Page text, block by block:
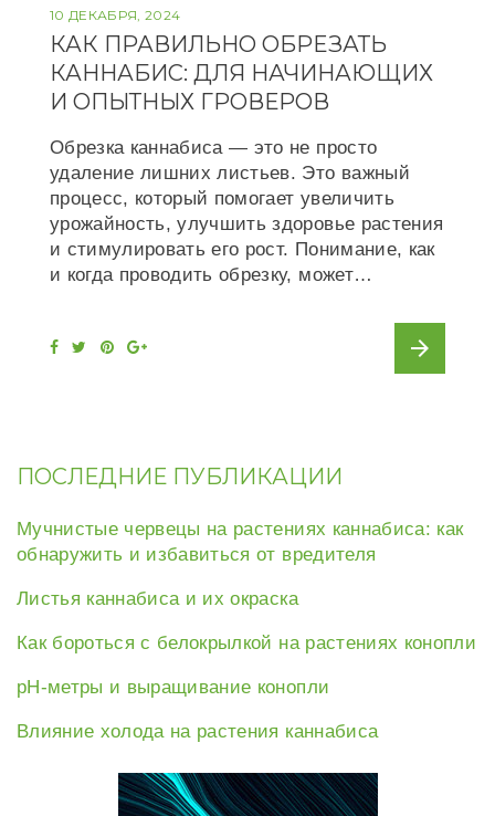
10 ДЕКАБРЯ, 2024
КАК ПРАВИЛЬНО ОБРЕЗАТЬ
КАННАБИС: ДЛЯ НАЧИНАЮЩИХ
И ОПЫТНЫХ ГРОВЕРОВ
Обрезка каннабиса — это не просто
удаление лишних листьев. Это важный
процесс, который помогает увеличить
урожайность, улучшить здоровье растения
и стимулировать его рост. Понимание, как
и когда проводить обрезку, может…
F
P
t
G
arrow_forward
ПОСЛЕДНИЕ ПУБЛИКАЦИИ
Мучнистые червецы на растениях каннабиса: как
обнаружить и избавиться от вредителя
Листья каннабиса и их окраска
Как бороться с белокрылкой на растениях конопли
рН-метры и выращивание конопли
Влияние холода на растения каннабиса